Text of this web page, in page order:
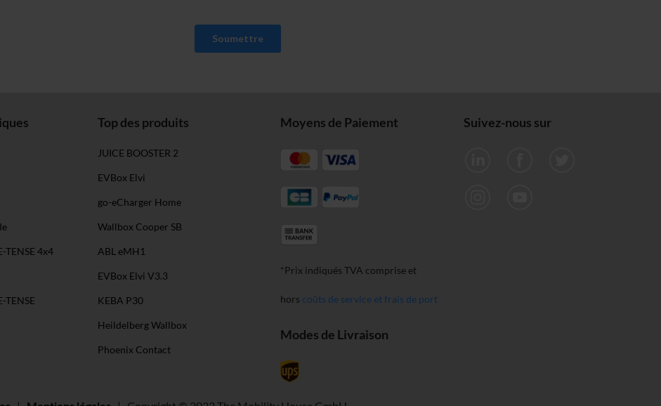
TENSE 4x4
TENSE
Top des produits
JUICE BOOSTER 2
EVBox Elvi
go-eCharger Home
Wallbox Cooper SB
ABL eMH1
EVBox Elvi V3.3
KEBA P30
Heildelberg Wallbox
Phoenix Contact
Moyens de Paiement
*Prix indiqués TVA comprise et
hors coûts de service et frais de port
Modes de Livraison
Suivez-nous sur